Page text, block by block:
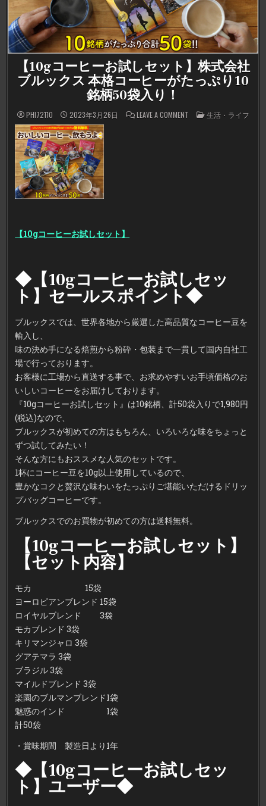
【10gコーヒーお試しセット】株式会社
ブルックス 本格コーヒーがたっぷり10
銘柄50袋入り！
PHI72110 2023年3月26日 LEAVE A COMMENTON
【10G
コ
ー
ヒ
ー
が
っ
ぷ
銘
柄
入
POSTED
IN
生活・ライフ
【10gコーヒーお試しセット】
◆【10gコーヒーお試しセッ
ト】セールスポイント◆
ブルックスでは、世界各地から厳選した高品質なコーヒー豆を
輸入し、
味の決め手になる焙煎から粉砕・包装まで一貫して国内自社工
場で行っております。
お客様に工場から直送する事で、お求めやすいお手頃価格のお
いしいコーヒーをお届けしております。
『10gコーヒーお試しセット』は10銘柄、計50袋入りで1,980円
(税込)なので、
ブルックスが初めての方はもちろん、いろいろな味をちょっと
ずつ試してみたい！
そんな方にもおススメな人気のセットです。
1杯にコーヒー豆を10g以上使用しているので、
豊かなコクと贅沢な味わいをたっぷりご堪能いただけるドリッ
プバッグコーヒーです。
ブルックスでのお買物が初めての方は送料無料。
【10gコーヒーお試しセット】
【セット内容】
モカ 15袋
ヨーロピアンブレンド 15袋
ロイヤルブレンド 3袋
モカブレンド 3袋
キリマンジャロ 3袋
グアテマラ 3袋
ブラジル 3袋
マイルドブレンド 3袋
楽園のブルマンブレンド1袋
魅惑のインド 1袋
計50袋
・賞味期間 製造日より1年
◆【10gコーヒーお試しセッ
ト】ユーザー◆